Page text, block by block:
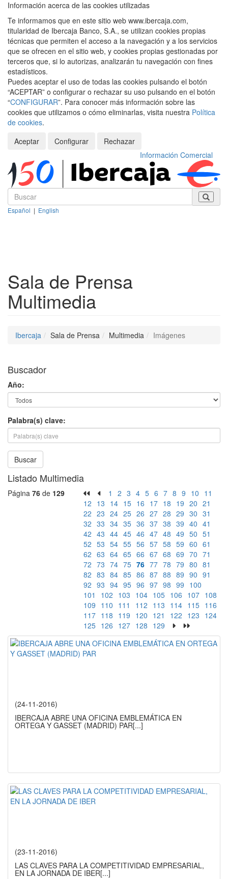
Información acerca de las cookies utilizadas
Te informamos que en este sitio web www.ibercaja.com,
titularidad de Ibercaja Banco, S.A., se utilizan cookies propias
técnicas que permiten el acceso a la navegación y a los servicios
que se ofrecen en el sitio web, y cookies propias gestionadas por
terceros que, si lo autorizas, analizarán tu navegación con fines
estadísticos.
Puedes aceptar el uso de todas las cookies pulsando el botón
“ACEPTAR” o configurar o rechazar su uso pulsando en el botón
“CONFIGURAR”. Para conocer más información sobre las
cookies que utilizamos o cómo eliminarlas, visita nuestra Política
de cookies.
Aceptar
Configurar
Rechazar
Información Comercial
Español | English
Sala de Prensa
Multimedia
Ibercaja Sala de Prensa Multimedia Imágenes
Buscador
Año:
Palabra(s) clave:
Buscar
Listado Multimedia
Página 76 de 129 1 2 3 4 5 6 7 8 9 10 11
12 13 14 15 16 17 18 19 20 21
22 23 24 25 26 27 28 29 30 31
32 33 34 35 36 37 38 39 40 41
42 43 44 45 46 47 48 49 50 51
52 53 54 55 56 57 58 59 60 61
62 63 64 65 66 67 68 69 70 71
72 73 74 75 76 77 78 79 80 81
82 83 84 85 86 87 88 89 90 91
92 93 94 95 96 97 98 99 100
101
102 103 104 105 106 107 108
109 110 111 112 113 114 115 116
117 118 119 120 121 122 123 124
125 126 127 128 129
(24-11-2016)
IBERCAJA ABRE UNA OFICINA EMBLEMÁTICA EN
ORTEGA Y GASSET (MADRID) PAR[...]
(23-11-2016)
LAS CLAVES PARA LA COMPETITIVIDAD EMPRESARIAL,
EN LA JORNADA DE IBER[...]